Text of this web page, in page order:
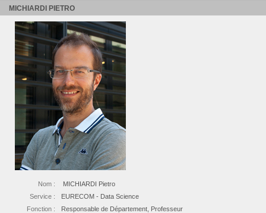
MICHIARDI PIETRO
Nom :
MICHIARDI Pietro
Service :
EURECOM - Data Science
Fonction :
Responsable de Département, Professeur